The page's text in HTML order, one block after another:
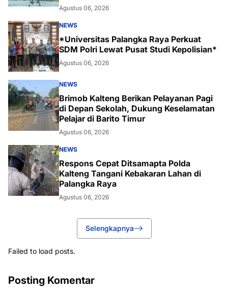
Agustus 06, 2026
NEWS
*Universitas Palangka Raya Perkuat
SDM Polri Lewat Pusat Studi Kepolisian*
Agustus 06, 2026
NEWS
Brimob Kalteng Berikan Pelayanan Pagi
di Depan Sekolah, Dukung Keselamatan
Pelajar di Barito Timur
Agustus 06, 2026
NEWS
Respons Cepat Ditsamapta Polda
Kalteng Tangani Kebakaran Lahan di
Palangka Raya
Agustus 06, 2026
Selengkapnya
Failed to load posts.
Posting Komentar